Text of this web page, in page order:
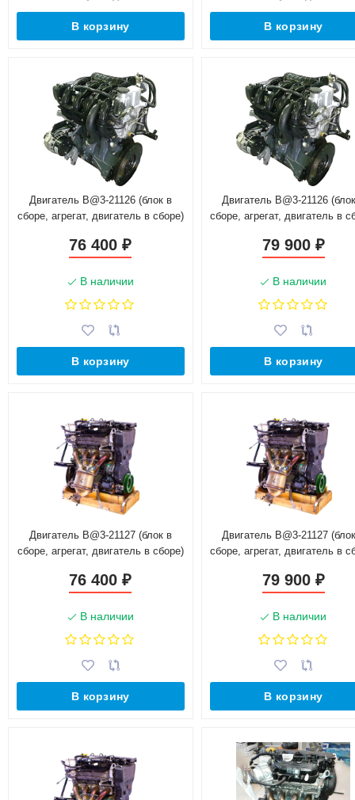
В корзину В корзину
Двигатель B@3-21126 (блок в
сборе, агрегат, двигатель в сборе)
76 400₽
В наличии
В корзину
Двигатель B@3-21126
сборе, агрегат, двигатель в
79 900 ₽
В наличии
В корзину
Двигатель B@3-21127 (блок в
сборе, агрегат, двигатель в сборе)
76 400₽
В наличии
В корзину
Двигатель B@3-21127
сборе, агрегат, двигатель в
79 900 ₽
В наличии
В корзину